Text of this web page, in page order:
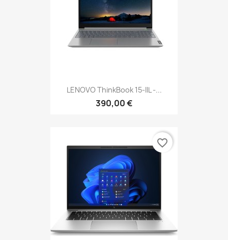
LENOVO ThinkBook 15-IIL -...
390,00 €
favorite_border